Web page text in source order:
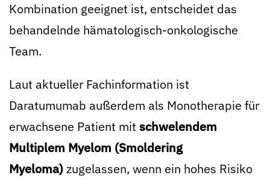
Kombination geeignet ist, entscheidet das
behandelnde hämatologisch-onkologische
Team.
Laut aktueller Fachinformation ist
Daratumumab außerdem als Monotherapie für
erwachsene Patient mitschwelendem
Multiplem Myelom (Smoldering
Myeloma)zugelassen, wenn ein hohes Risiko